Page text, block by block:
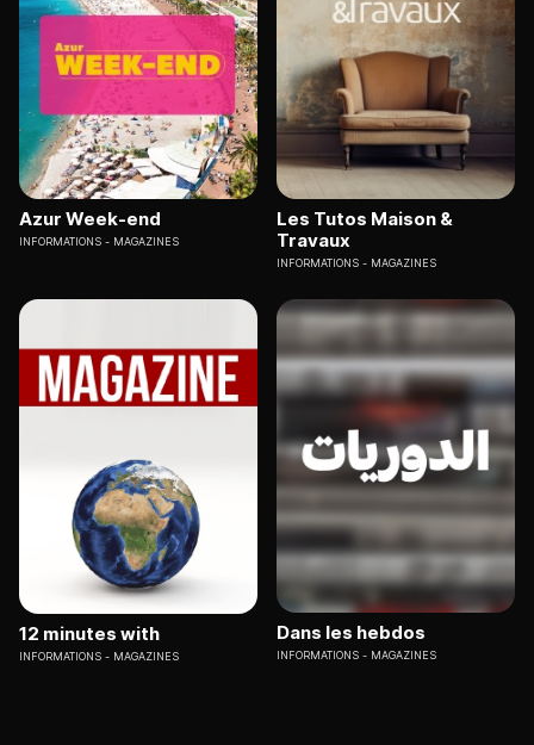
Azur Week-end
INFORMATIONS MAGAZINES
Les Tutos Maison &
Travaux
INFORMATIONS MAGAZINES
12 minutes with
INFORMATIONS MAGAZINES
Dans les hebdos
INFORMATIONS MAGAZINES